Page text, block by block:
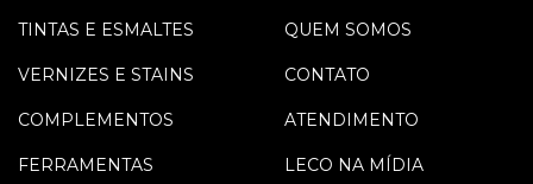
TINTAS E ESMALTES
VERNIZES E STAINS
COMPLEMENTOS
FERRAMENTAS
QUEM SOMOS
CONTATO
ATENDIMENTO
LECO NA MÍDIA